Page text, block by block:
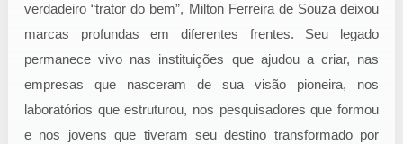
verdadeiro “trator do bem”, Milton Ferreira de Souza deixou
marcas profundas em diferentes frentes. Seu legado
permanece vivo nas instituições que ajudou a criar, nas
empresas que nasceram de sua visão pioneira, nos
laboratórios que estruturou, nos pesquisadores que formou
e nos jovens que tiveram seu destino transformado por